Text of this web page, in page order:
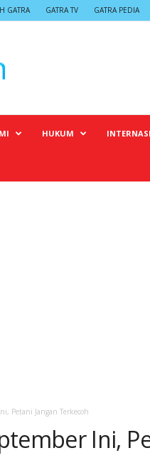
GATRA GATRA TV GATRA PEDIA
HUKUM
Petani Jangan Terkecoh
Ini,